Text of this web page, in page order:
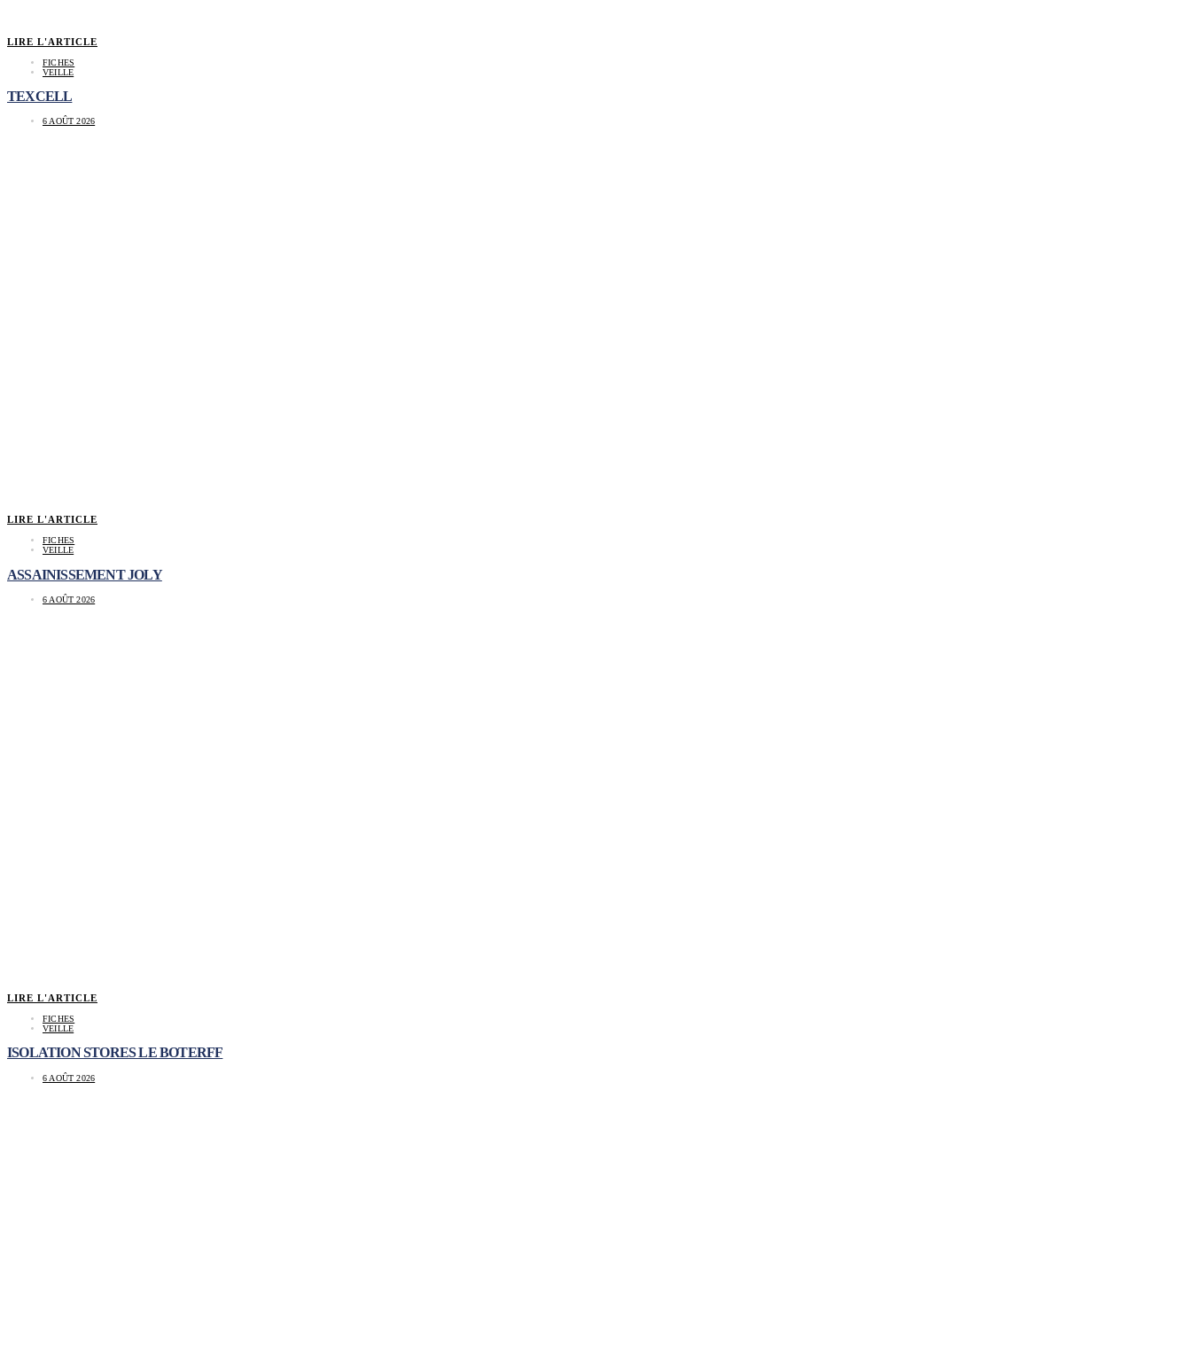
LIRE L'ARTICLE
FICHES
VEILLE
TEXCELL
6 AOÛT 2026
LIRE L'ARTICLE
FICHES
VEILLE
ASSAINISSEMENT JOLY
6 AOÛT 2026
LIRE L'ARTICLE
FICHES
VEILLE
ISOLATION STORES LE BOTERFF
6 AOÛT 2026